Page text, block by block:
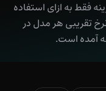
فقط به ازای استفاده
تقریبی هر مدل در
آمده است.